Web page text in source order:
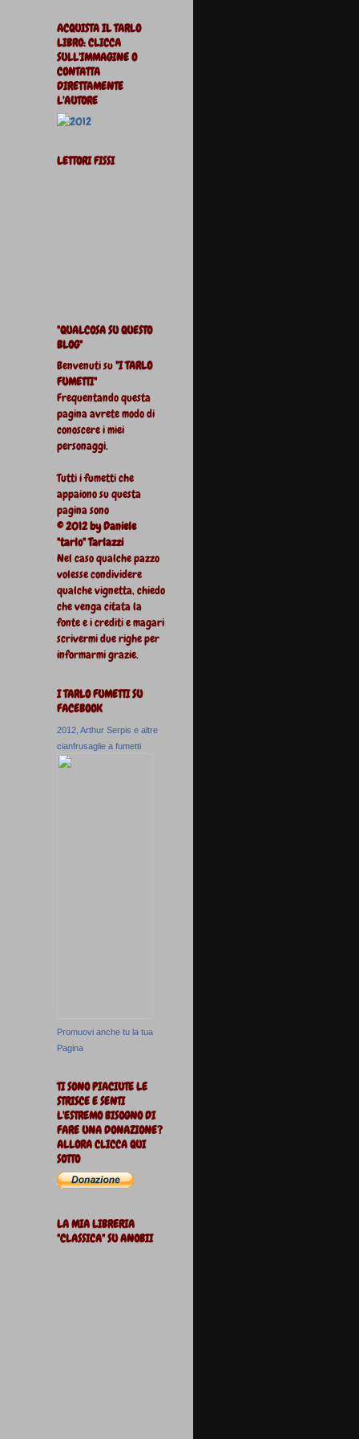
ACQUISTA IL TARLO
LIBRO: CLICCA
SULL'IMMAGINE O
CONTATTA
DIRETTAMENTE
L'AUTORE
LETTORI FISSI
"QUALCOSA SU QUESTO
BLOG"
Benvenuti su"I TARLO
FUMETTI"
Frequentando questa
pagina avrete modo di
conoscere i miei
personaggi.
Tutti i fumetti che
appaiono su questa
pagina sono
© 2012 by Daniele
"tarlo" Tarlazzi
Nel caso qualche pazzo
volesse condividere
qualche vignetta, chiedo
che venga citata la
fonte e i crediti e magari
scrivermi due righe per
informarmi grazie.
I TARLO FUMETTI SU
FACEBOOK
2012, Arthur Serpis e altre
cianfrusaglie a fumetti
Promuovi anche tu la tua
Pagina
TI SONO PIACIUTE LE
STRISCE E SENTI
L'ESTREMO BISOGNO DI
FARE UNA DONAZIONE?
ALLORA CLICCA QUI
SOTTO
LA MIA LIBRERIA
"CLASSICA" SU ANOBII